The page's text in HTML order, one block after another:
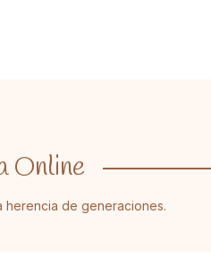
Online
herencia de generaciones.